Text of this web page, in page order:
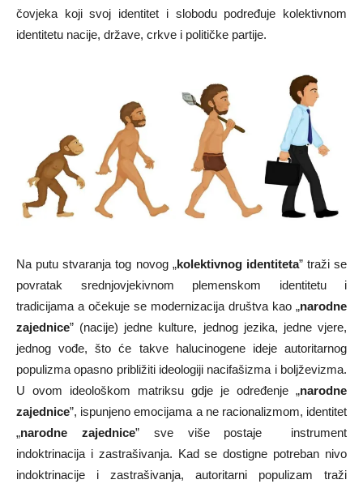
čovjeka koji svoj identitet i slobodu podređuje kolektivnom
identitetu nacije, države, crkve i političke partije.
Na putu stvaranja tog novog „kolektivnog identiteta” traži se
povratak srednjovjekivnom plemenskom identitetu i
tradicijama a očekuje se modernizacija društva kao „narodne
zajednice” (nacije) jedne kulture, jednog jezika, jedne vjere,
jednog vođe, što će takve halucinogene ideje autoritarnog
populizma opasno približiti ideologiji nacifašizma i boljževizma.
U ovom ideološkom matriksu gdje je određenje „narodne
zajednice”, ispunjeno emocijama a ne racionalizmom, identitet
„narodne zajednice” sve više postaje instrument
indoktrinacija i zastrašivanja. Kad se dostigne potreban nivo
indoktrinacije i zastrašivanja, autoritarni populizam traži